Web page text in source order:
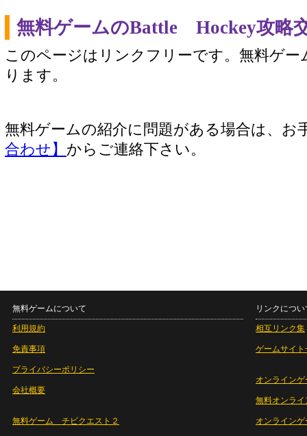
無料ゲームのBattle Hockey攻略
このページはリンクフリーです。無料ゲー
ります。
無料ゲームの紹介に問題がある場合は、お
合わせ】 からご連絡下さい。
無料ゲームについて
利用規約
免責事項
プライバシーポリシー
会社概要
無料ゲーム チビクエスト２
リンクについ
相互リンク集
ゲームサイト
オンラインゲ
無料オンライ
オンライン